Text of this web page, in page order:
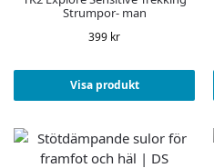
Strumpor- man
399 kr
Visa produkt